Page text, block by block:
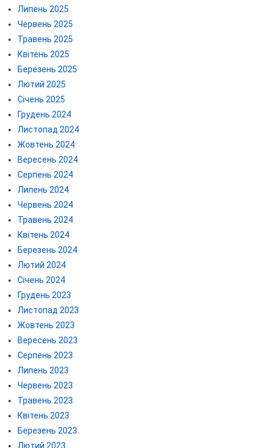
Липень 2025
Червень 2025
Травень 2025
Квітень 2025
Березень 2025
Лютий 2025
Січень 2025
Грудень 2024
Листопад 2024
Жовтень 2024
Вересень 2024
Серпень 2024
Липень 2024
Червень 2024
Травень 2024
Квітень 2024
Березень 2024
Лютий 2024
Січень 2024
Грудень 2023
Листопад 2023
Жовтень 2023
Вересень 2023
Серпень 2023
Липень 2023
Червень 2023
Травень 2023
Квітень 2023
Березень 2023
Лютий 2023